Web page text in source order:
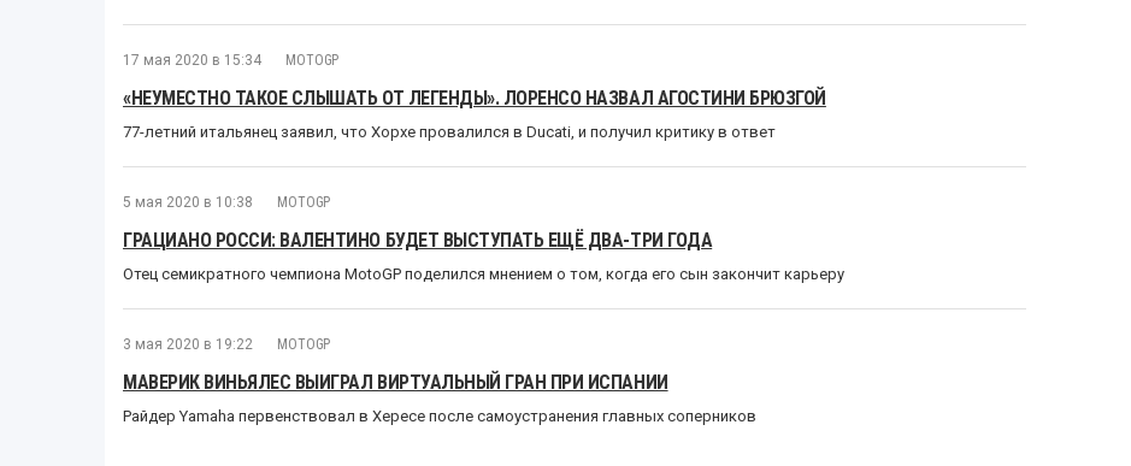
17 мая 2020 в 15:34 MOTOGP
«НЕУМЕСТНО ТАКОЕ СЛЫШАТЬ ОТ ЛЕГЕНДЫ». ЛОРЕНСО НАЗВАЛ АГОСТИНИ БРЮЗГОЙ
77-летний итальянец заявил, что Хорхе провалился в Ducati, и получил критику в ответ
5 мая 2020 в 10:38 MOTOGP
ГРАЦИАНО РОССИ: ВАЛЕНТИНО БУДЕТ ВЫСТУПАТЬ ЕЩЁ ДВА-ТРИ ГОДА
Отец семикратного чемпиона MotoGP поделился мнением о том, когда его сын закончит карьеру
3 мая 2020 в 19:22 MOTOGP
МАВЕРИК ВИНЬЯЛЕС ВЫИГРАЛ ВИРТУАЛЬНЫЙ ГРАН ПРИ ИСПАНИИ
Райдер Yamaha первенствовал в Хересе после самоустранения главных соперников